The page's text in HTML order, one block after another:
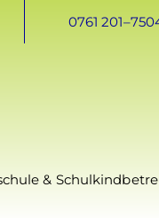
0761
&